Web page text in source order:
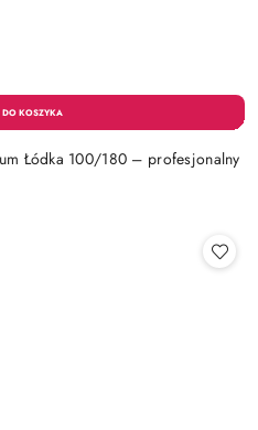
Łódka 100/180 – profesjonalny